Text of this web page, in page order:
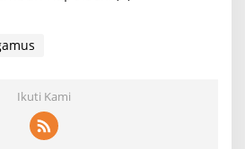
Ikuti Kami